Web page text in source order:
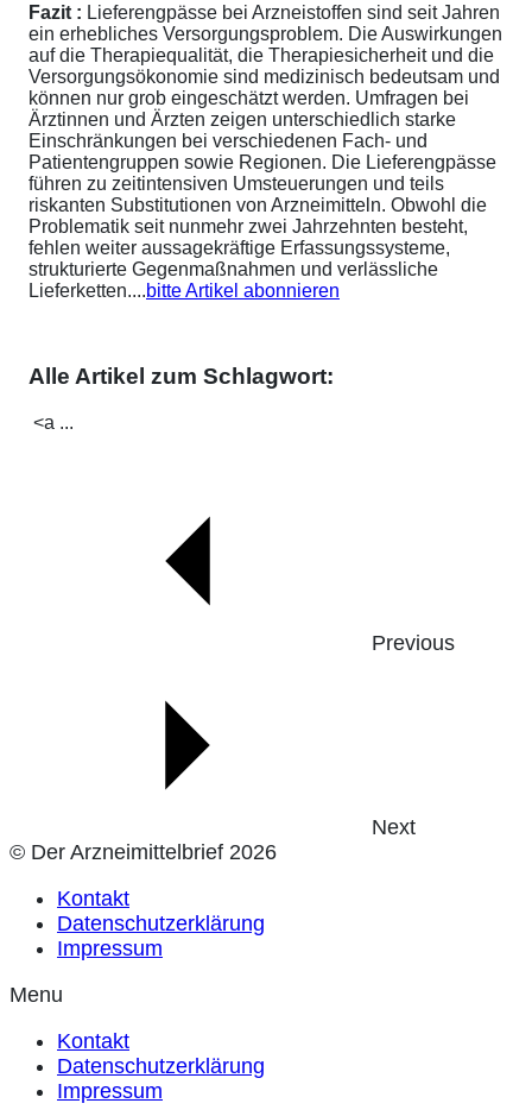
Fazit : Lieferengpässe bei Arzneistoffen sind seit Jahren
ein erhebliches Versorgungsproblem. Die Auswirkungen
auf die Therapiequalität, die Therapiesicherheit und die
Versorgungsökonomie sind medizinisch bedeutsam und
können nur grob eingeschätzt werden. Umfragen bei
Ärztinnen und Ärzten zeigen unterschiedlich starke
Einschränkungen bei verschiedenen Fach- und
Patientengruppen sowie Regionen. Die Lieferengpässe
führen zu zeitintensiven Umsteuerungen und teils
riskanten Substitutionen von Arzneimitteln. Obwohl die
Problematik seit nunmehr zwei Jahrzehnten besteht,
fehlen weiter aussagekräftige Erfassungssysteme,
strukturierte Gegenmaßnahmen und verlässliche
Lieferketten....bitte Artikel abonnieren
Alle Artikel zum Schlagwort:
<a ...
Previous
Next
© Der Arzneimittelbrief 2026
Kontakt
Datenschutzerklärung
Impressum
Menu
Kontakt
Datenschutzerklärung
Impressum